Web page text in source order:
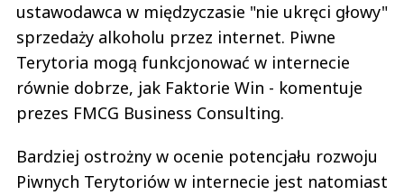
ustawodawca w międzyczasie "nie ukręci głowy"
sprzedaży alkoholu przez internet. Piwne
Terytoria mogą funkcjonować w internecie
równie dobrze, jak Faktorie Win - komentuje
prezes FMCG Business Consulting.
Bardziej ostrożny w ocenie potencjału rozwoju
Piwnych Terytoriów w internecie jest natomiast